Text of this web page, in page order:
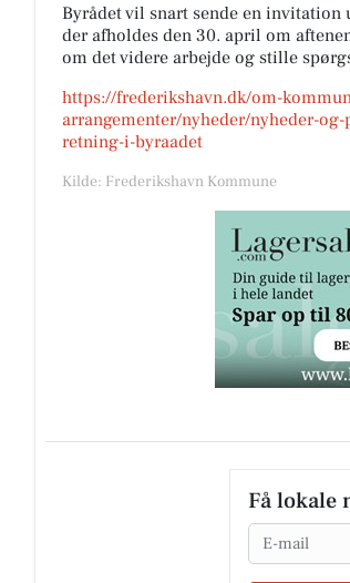
Byrådet vil snart sende en
der afholdes den 30. april om
om det videre arbejde og stille
https://frederikshavn.dk/om-
arrangementer/nyheder/nyheder-
retning-i-byraadet
Kilde: Frederikshavn Kommune
Få lokale
Email